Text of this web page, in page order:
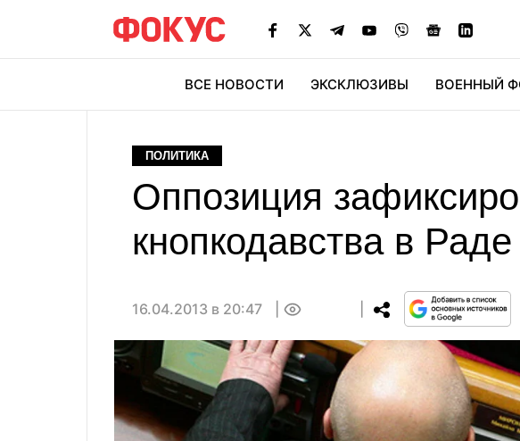
ВСЕ НОВОСТИ ЭКСКЛЮЗИВЫ ВОЕННЫЙ
ПОЛИТИКА
Оппозиция
кнопкодавства в Раде
16.04.2013 в 20:47